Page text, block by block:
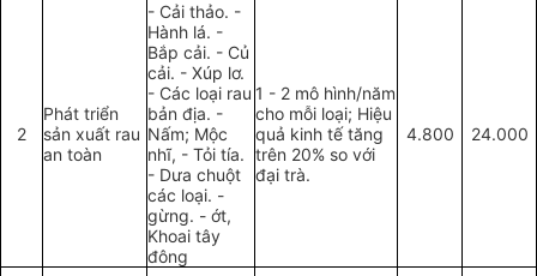
2
Phát triển
sản xuất rau
an toàn
- Cải thảo. -
Hành lá. -
Bắp cải. - Củ
cải. - Xúp lơ.
- Các loại rau
bản địa. -
Nấm; Mộc
nhĩ, - Tỏi tía.
- Dưa chuột
các loại. -
gừng. - ớt,
Khoai tây
đông
1 - 2 mô hình/năm
cho mỗi loại; Hiệu
quả kinh tế tăng
trên 20% so với
đại trà.
4.800 24.000